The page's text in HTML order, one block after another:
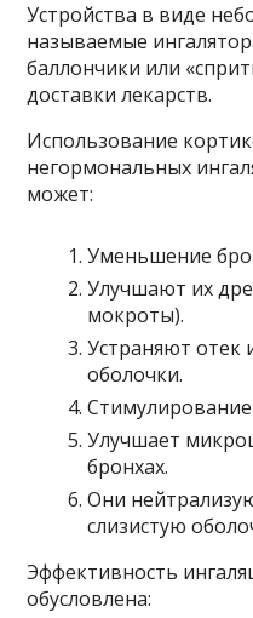
Устройства в виде
называемые
баллончики или
доставки лекарств.
Использование
негормональных
может:
Уменьшение
Улучшают их
мокроты).
Устраняют отек
оболочки.
Улучшает
бронхах.
Они
слизистую
Эффективность
обусловлена: